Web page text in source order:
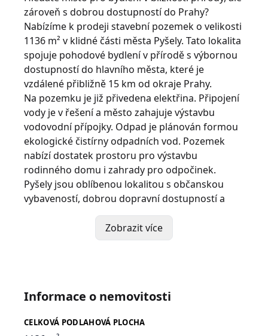
zároveň s dobrou dostupností do Prahy?
Nabízíme k prodeji stavební pozemek o velikosti
1136 m² v klidné části města Pyšely. Tato lokalita
spojuje pohodové bydlení v přírodě s výbornou
dostupností do hlavního města, které je
vzdálené přibližně 15 km od okraje Prahy.
Na pozemku je již přivedena elektřina. Připojení
vody je v řešení a město zahajuje výstavbu
vodovodní přípojky. Odpad je plánován formou
ekologické čistírny odpadních vod. Pozemek
nabízí dostatek prostoru pro výstavbu
rodinného domu i zahrady pro odpočinek.
Pyšely jsou oblíbenou lokalitou s občanskou
vybaveností, dobrou dopravní dostupností a
krásnou okolní přírodou. V okolí naleznete lesy,
cyklostezky i možnosti pro volnočasové aktivity.
Pro více informací volejte makléře. Financování
Zobrazit více
Informace o nemovitosti
CELKOVÁ PODLAHOVÁ PLOCHA